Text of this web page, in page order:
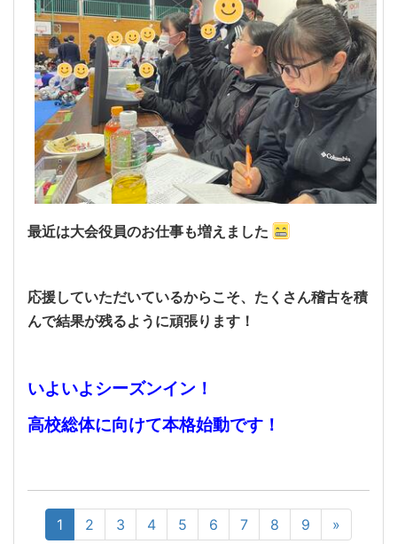
最近は大会役員のお仕事も増えました
応援していただいているからこそ、たくさん稽古を積
んで結果が残るように頑張ります！
いよいよシーズンイン！
高校総体に向けて本格始動です！
1 2 3 4 5 6 7 8 9 »